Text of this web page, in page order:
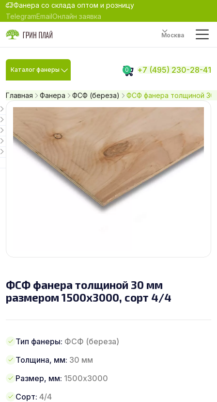
Фанера со склада оптом и розницу
TelegramEmailОнлайн заявка
Москва
Каталог фанеры 0 +7 (495) 230-28-41
Главная Фанера ФСФ (береза) ФСФ фанера толщиной 30
ФСФ фанера толщиной 30 мм
размером 1500х3000, сорт 4/4
Тип фанеры: ФСФ (береза)
Толщина, мм: 30 мм
Размер, мм: 1500х3000
Сорт: 4/4